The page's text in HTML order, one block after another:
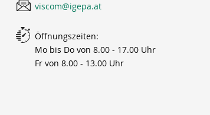
viscom@igepa.at
Öffnungszeiten:
Mo bis Do von 8.00 - 17.00 Uhr
Fr von 8.00 - 13.00 Uhr